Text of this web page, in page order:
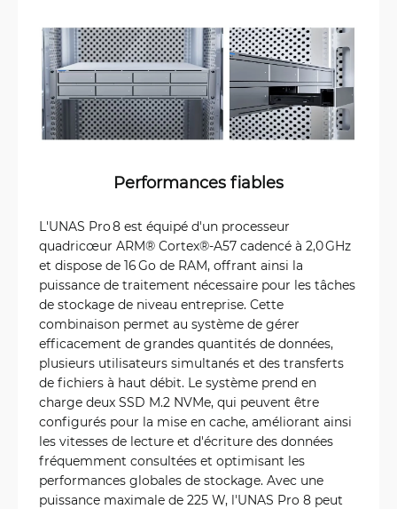
Performances fiables
L'UNAS Pro 8 est équipé d'un processeur
quadricœur ARM® Cortex®-A57 cadencé à 2,0 GHz
et dispose de 16 Go de RAM, offrant ainsi la
puissance de traitement nécessaire pour les tâches
de stockage de niveau entreprise. Cette
combinaison permet au système de gérer
efficacement de grandes quantités de données,
plusieurs utilisateurs simultanés et des transferts
de fichiers à haut débit. Le système prend en
charge deux SSD M.2 NVMe, qui peuvent être
configurés pour la mise en cache, améliorant ainsi
les vitesses de lecture et d'écriture des données
fréquemment consultées et optimisant les
performances globales de stockage. Avec une
puissance maximale de 225 W, l'UNAS Pro 8 peut